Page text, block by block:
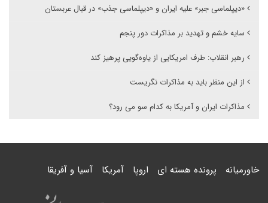
«دیپلماسی جبر» علیه ایران و «دیپلماسی جذب» در قبال عربستان
سایه خشم و تهدید بر مذاکرات دور پنجم
رهبر انقلاب: طرف امریکایی از یاوه‌گویی پرهیز کند
از این منظر باید به مذاکرات نگریست
مذاکرات ایران و آمریکا به کدام سو می رود؟
خاورمیانه پرونده هسته ای اروپا آمریکا آسیا و آفریقا